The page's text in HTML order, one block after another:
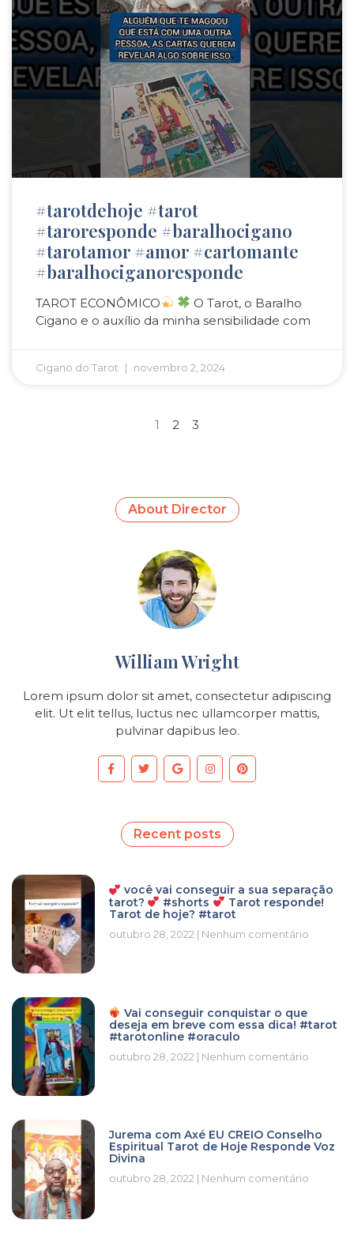
#tarotdehoje #tarot
#taroresponde #baralhocigano
#tarotamor #amor #cartomante
#baralhociganoresponde
TAROT ECONÔMICO
O Tarot, o Baralho
Cigano e o auxílio da minha sensibilidade com
Cigano do Tarot novembro 2, 2024
1 2 3
About Director
William Wright
Lorem ipsum dolor sit amet, consectetur adipiscing
elit. Ut elit tellus, luctus nec ullamcorper mattis,
pulvinar dapibus leo.
Recent posts
você vai conseguir a sua separação
tarot?
#shorts
Tarot responde!
Tarot de hoje? #tarot
outubro 28, 2022 Nenhum comentário
Vai conseguir conquistar o que
deseja em breve com essa dica! #tarot
#tarotonline #oraculo
outubro 28, 2022 Nenhum comentário
Jurema com Axé EU CREIO Conselho
Espiritual Tarot de Hoje Responde Voz
Divina
outubro 28, 2022 Nenhum comentário